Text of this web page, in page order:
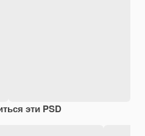
эти PSD